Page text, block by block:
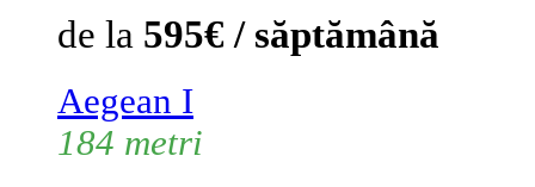
de la 595€ / săptămână
Aegean I
184 metri